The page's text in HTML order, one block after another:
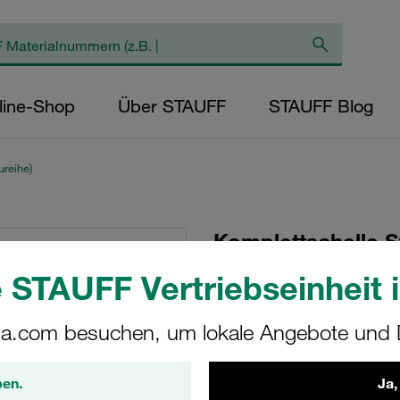
Vertriebseinheit
besuchen, um lokale Angebote und
Shop Über STAUFF STAUFF Blog
Komplettschelle
Ø10mm
Vorspannung
Schraube
SP-110-PP-EP-AS-M-